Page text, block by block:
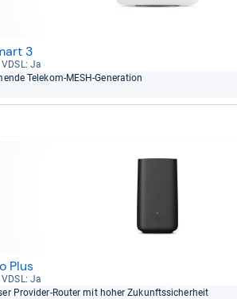
3
VDSL: Ja
Tele­kom-​MESH-​Gene­ra­tion
Plus
VDSL: Ja
Pro­vi­der-​Rou­ter mit hoher Zukunfts­si­cher­heit